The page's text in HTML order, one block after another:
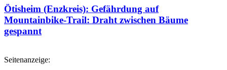
Ötisheim (Enzkreis): Gefährdung auf
Mountainbike-Trail: Draht zwischen Bäume
gespannt
Seitenanzeige: